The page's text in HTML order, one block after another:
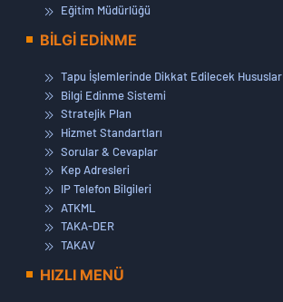
Eğitim Müdürlüğü
BİLGİ EDİNME
Tapu İşlemlerinde Dikkat Edilecek Hususlar
Bilgi Edinme Sistemi
Stratejik Plan
Hizmet Standartları
Sorular & Cevaplar
Kep Adresleri
IP Telefon Bilgileri
ATKML
TAKA-DER
TAKAV
HIZLI MENÜ